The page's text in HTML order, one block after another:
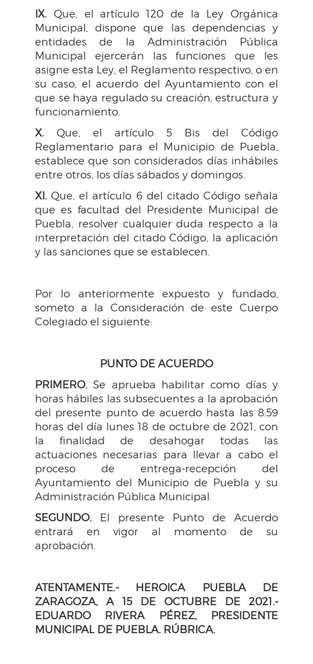
IX. Que, el artículo 120 de la Ley Orgánica
Municipal, dispone que las dependencias y
entidades de la Administración Pública
Municipal ejercerán las funciones que les
asigne esta Ley, el Reglamento respectivo, o en
su caso, el acuerdo del Ayuntamiento con el
que se haya regulado su creación, estructura y
funcionamiento.
X. Que, el artículo 5 Bis del Código
Reglamentario para el Municipio de Puebla,
establece que son considerados días inhábiles
entre otros, los días sábados y domingos.
XI. Que, el artículo 6 del citado Código señala
que es facultad del Presidente Municipal de
Puebla, resolver cualquier duda respecto a la
interpretación del citado Código, la aplicación
y las sanciones que se establecen.
Por lo anteriormente expuesto y fundado,
someto a la Consideración de este Cuerpo
Colegiado el siguiente:
PUNTO DE ACUERDO
PRIMERO. Se aprueba habilitar como días y
horas hábiles las subsecuentes a la aprobación
del presente punto de acuerdo hasta las 8:59
horas del día lunes 18 de octubre de 2021, con
la finalidad de desahogar todas las
actuaciones necesarias para llevar a cabo el
proceso de entrega-recepción del
Ayuntamiento del Municipio de Puebla y su
Administración Pública Municipal.
SEGUNDO. El presente Punto de Acuerdo
entrará en vigor al momento de su
aprobación.
ATENTAMENTE.- HEROICA PUEBLA DE
ZARAGOZA, A 15 DE OCTUBRE DE 2021.-
EDUARDO RIVERA PÉREZ, PRESIDENTE
MUNICIPAL DE PUEBLA. RÚBRICA.